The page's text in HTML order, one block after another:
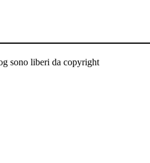
sono liberi da copyright